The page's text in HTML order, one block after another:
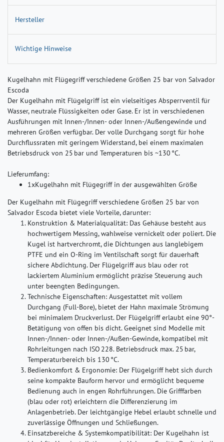
Hersteller
Wichtige Hinweise
Kugelhahn mit Flügegriff verschiedene Größen 25 bar von Salvador
Escoda
Der Kugelhahn mit Flügelgriff ist ein vielseitiges Absperrventil für
Wasser, neutrale Flüssigkeiten oder Gase. Er ist in verschiedenen
Ausführungen mit Innen-/Innen- oder Innen-/Außengewinde und
mehreren Größen verfügbar. Der volle Durchgang sorgt für hohe
Durchflussraten mit geringem Widerstand, bei einem maximalen
Betriebsdruck von 25 bar und Temperaturen bis ~130 °C.
Lieferumfang:
1xKugelhahn mit Flügegriff in der ausgewählten Größe
Der Kugelhahn mit Flügegriff verschiedene Größen 25 bar von
Salvador Escoda bietet viele Vorteile, darunter:
Konstruktion & Materialqualität: Das Gehäuse besteht aus
hochwertigem Messing, wahlweise vernickelt oder poliert. Die
Kugel ist hartverchromt, die Dichtungen aus langlebigem
PTFE und ein O‑Ring im Ventilschaft sorgt für dauerhaft
sichere Abdichtung. Der Flügelgriff aus blau oder rot
lackiertem Aluminium ermöglicht präzise Steuerung auch
unter beengten Bedingungen.
Technische Eigenschaften: Ausgestattet mit vollem
Durchgang (Full-Bore), bietet der Hahn maximale Strömung
bei minimalem Druckverlust. Der Flügelgriff erlaubt eine 90°-
Betätigung von offen bis dicht. Geeignet sind Modelle mit
Innen-/Innen- oder Innen-/Außen-Gewinde, kompatibel mit
Rohrleitungen nach ISO 228. Betriebsdruck max. 25 bar,
Temperaturbereich bis 130 °C.
Bedienkomfort & Ergonomie: Der Flügelgriff hebt sich durch
seine kompakte Bauform hervor und ermöglicht bequeme
Bedienung auch in engen Rohrführungen. Die Grifffarben
(blau oder rot) erleichtern die Differenzierung im
Anlagenbetrieb. Der leichtgängige Hebel erlaubt schnelle und
zuverlässige Öffnungen und Schließungen.
Einsatzbereiche & Systemkompatibilität: Der Kugelhahn ist